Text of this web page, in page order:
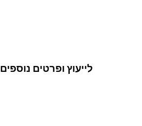
לייעוץ ופרטים נוספים